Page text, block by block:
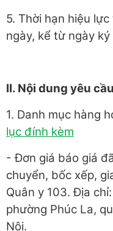
5. Thời hạn hiệu
ngày, kể từ ngày ký
II. Nội dung yêu
1. Danh mục hàng
lục đính kèm
- Đơn giá báo giá
chuyển, bốc xếp,
Quân y 103. Địa
phường Phúc La,
Nội.